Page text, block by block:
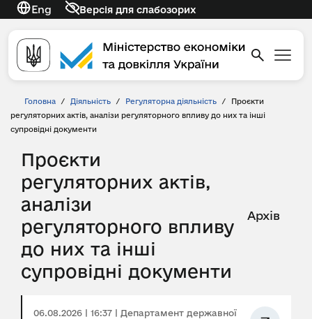
Eng Версія для слабозорих
Головна / Діяльність / Регуляторна діяльність /
Проєкти
регуляторних актів, аналізи регуляторного впливу до них та інші
супровідні документи
Проєкти
регуляторних актів,
аналізи
регуляторного впливу
до них та інші
супровідні документи
Архів
06.08.2026 | 16:37 | Департамент державної